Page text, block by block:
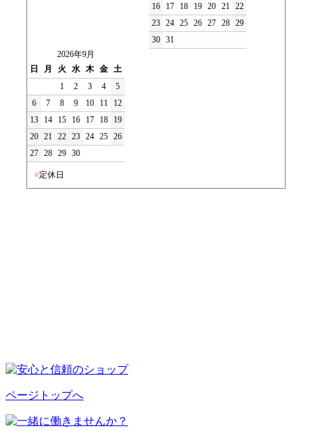
16
17 18 19 20 21 22
23 24 25 26 27 28 29
30 31
2026年9月
日
月 火 水 木 金 土
1
2 3 4
5
6
7 8 9 10 11
12
13
14 15 16 17 18
19
20 21 22 23 24 25 26
27 28 29 30
■定休日
ページトップへ